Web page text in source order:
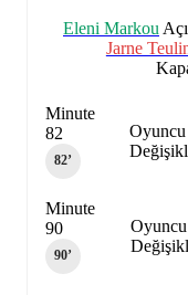
Eleni Markou
Jarne
Oyuncu
Minute
82
82‎’‎
Oyuncu
Minute
90
90‎’‎